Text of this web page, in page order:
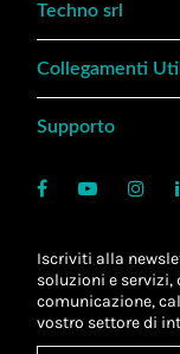
Techno srl
Collegamenti
Supporto
Iscriviti alla
soluzioni e servizi,
comunicazione,
vostro settore di